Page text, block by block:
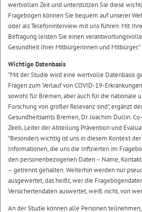
wertvollen Zeit und unterstützen Sie diese
Fragebogen können Sie bequem auf unserer
oder als Telefoninterview mit uns führen. Mit
Befragung leisten Sie einen
Gesundheit Ihrer Mitbürgerinnen und Mitbürger."
Wichtige Datenbasis
"Mit der Studie wird eine wertvolle Datenbasis
Fragen zum Verlauf von COVID-19-
sowohl für Bremen, aber auch für die nationale
Forschung von großer Relevanz sind", ergänzt
Gesundheitsamts Bremen, Dr. Joachim Dullin.
Zeeb, Leiter der Abteilung Prävention und
"Besonders wichtig ist uns in diesem Kontext
Informationen, die uns die Infizierten im
den personenbezogenen Daten – Name,
– getrennt gehalten. Weiterhin werden nur
ausgewertet, das heißt, wer die
Versichertendaten auswertet, weiß nicht, von
An der Studie können alle Personen